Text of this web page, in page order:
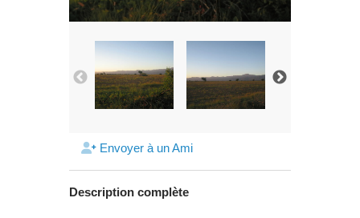
Envoyer à un Ami
Description complète